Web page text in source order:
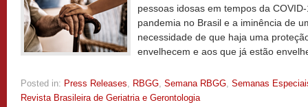
pessoas idosas em tempos da
pandemia no Brasil e a iminência de
necessidade de que haja uma
envelhecem e aos que já estão
Posted in: Press Releases, RBGG, Semana RBGG, Semanas
Revista Brasileira de Geriatria e Gerontologia